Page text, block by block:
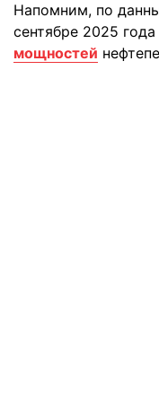
Напомним, по
сентябре 2025
мощностей